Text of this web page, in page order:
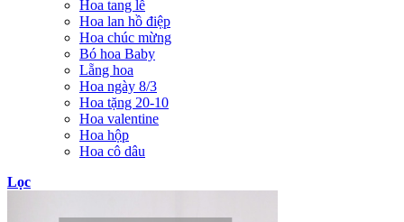
Hoa tang lễ
Hoa lan hồ điệp
Hoa chúc mừng
Bó hoa Baby
Lẵng hoa
Hoa ngày 8/3
Hoa tặng 20-10
Hoa valentine
Hoa hộp
Hoa cô dâu
Lọc